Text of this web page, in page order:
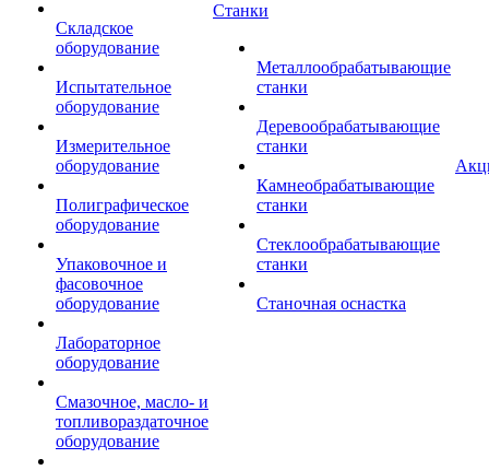
Складское
оборудование
Испытательное
оборудование
Измерительное
оборудование
Полиграфическое
оборудование
Упаковочное и
фасовочное
оборудование
Лабораторное
оборудование
Смазочное, масло- и
топливораздаточное
оборудование
Станки
Металлообрабатывающие
станки
Деревообрабатывающие
станки
Камнеобрабатывающие
станки
Стеклообрабатывающие
станки
Станочная оснастка